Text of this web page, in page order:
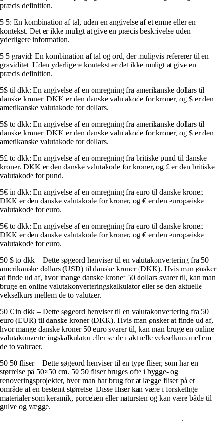
præcis definition.
5 5: En kombination af tal, uden en angivelse af et emne eller en
kontekst. Det er ikke muligt at give en præcis beskrivelse uden
yderligere information.
5 5 gravid: En kombination af tal og ord, der muligvis refererer til en
graviditet. Uden yderligere kontekst er det ikke muligt at give en
præcis definition.
5$ til dkk: En angivelse af en omregning fra amerikanske dollars til
danske kroner. DKK er den danske valutakode for kroner, og $ er den
amerikanske valutakode for dollars.
5$ to dkk: En angivelse af en omregning fra amerikanske dollars til
danske kroner. DKK er den danske valutakode for kroner, og $ er den
amerikanske valutakode for dollars.
5£ to dkk: En angivelse af en omregning fra britiske pund til danske
kroner. DKK er den danske valutakode for kroner, og £ er den britiske
valutakode for pund.
5€ in dkk: En angivelse af en omregning fra euro til danske kroner.
DKK er den danske valutakode for kroner, og € er den europæiske
valutakode for euro.
5€ to dkk: En angivelse af en omregning fra euro til danske kroner.
DKK er den danske valutakode for kroner, og € er den europæiske
valutakode for euro.
50 $ to dkk – Dette søgeord henviser til en valutakonvertering fra 50
amerikanske dollars (USD) til danske kroner (DKK). Hvis man ønsker
at finde ud af, hvor mange danske kroner 50 dollars svarer til, kan man
bruge en online valutakonverteringskalkulator eller se den aktuelle
vekselkurs mellem de to valutaer.
50 € in dkk – Dette søgeord henviser til en valutakonvertering fra 50
euro (EUR) til danske kroner (DKK). Hvis man ønsker at finde ud af,
hvor mange danske kroner 50 euro svarer til, kan man bruge en online
valutakonverteringskalkulator eller se den aktuelle vekselkurs mellem
de to valutaer.
50 50 fliser – Dette søgeord henviser til en type fliser, som har en
størrelse på 50×50 cm. 50 50 fliser bruges ofte i bygge- og
renoveringsprojekter, hvor man har brug for at lægge fliser på et
område af en bestemt størrelse. Disse fliser kan være i forskellige
materialer som keramik, porcelæn eller natursten og kan være både til
gulve og vægge.